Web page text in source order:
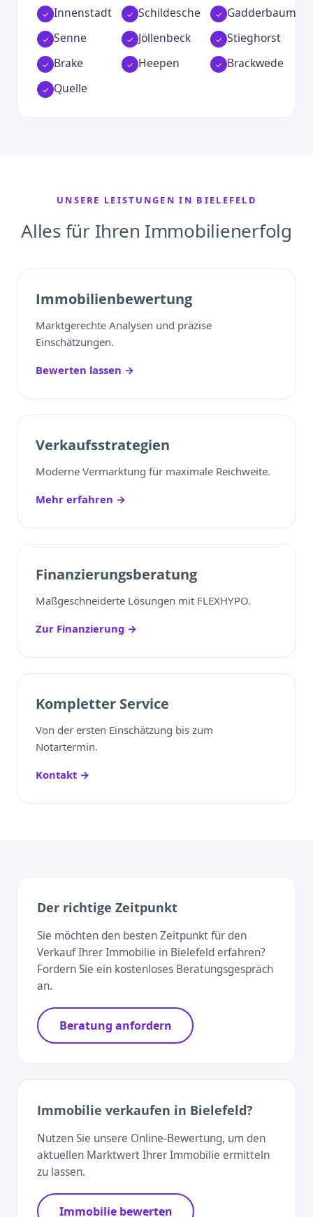
Innenstadt Schildesche
Gadderbaum
Senne
Jöllenbeck
Stieghorst
Brake
Heepen
Brackwede
Quelle
UNSERE LEISTUNGEN IN BIELEFELD
Alles für Ihren Immobilienerfolg
Immobilienbewertung
Marktgerechte Analysen und präzise
Einschätzungen.
Bewerten lassen →
Verkaufsstrategien
Moderne Vermarktung für maximale Reichweite.
Mehr erfahren →
Finanzierungsberatung
Maßgeschneiderte Lösungen mit FLEXHYPO.
Zur Finanzierung →
Kompletter Service
Von der ersten Einschätzung bis zum
Notartermin.
Kontakt →
Der richtige Zeitpunkt
Sie möchten den besten Zeitpunkt für den
Verkauf Ihrer Immobilie in Bielefeld erfahren?
Fordern Sie ein kostenloses Beratungsgespräch
an.
Beratung anfordern
Immobilie verkaufen in Bielefeld?
Nutzen Sie unsere Online-Bewertung, um den
aktuellen Marktwert Ihrer Immobilie ermitteln
zu lassen.
Immobilie bewerten